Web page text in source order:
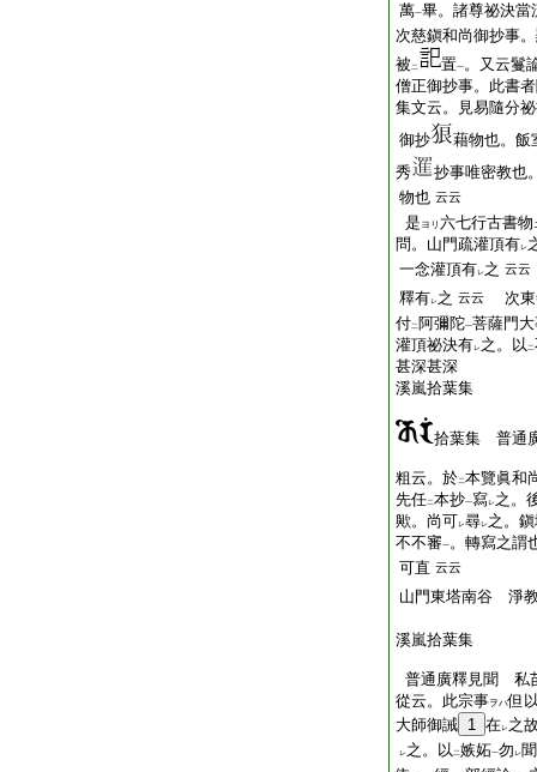
萬一畢。諸尊祕決當
次慈鎭和尚御抄事
被 二 置一。又云鬘
僧正御抄事。此書
集文云。見易隨分
御抄
藉物也。飯
秀
抄事唯密教也
物也 云云
是 ヨリ 六七行古書物
問。山門疏灌頂有レ
一念灌頂有レ之 云云
釋有レ之 云云
次東
付二 阿彌陀一菩薩門
灌頂祕決有レ之。以 二
甚深甚深
溪嵐拾葉集
拾葉集 普通
粗云。於二本覽眞和
先任二本抄一寫レ之。
歟。尚可レ尋レ之。
不不審一。轉寫之謂
可直 云云
山門東塔南谷 淨
溪嵐拾葉集
普通廣釋見聞 私
從云。此宗事ヲハ但
大師御誡 1 在レ之
レ之。以 二嫉妬一勿 レ聞